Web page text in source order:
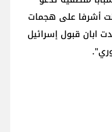
أشرفا على هجمات
ابان قبول إسرائيل